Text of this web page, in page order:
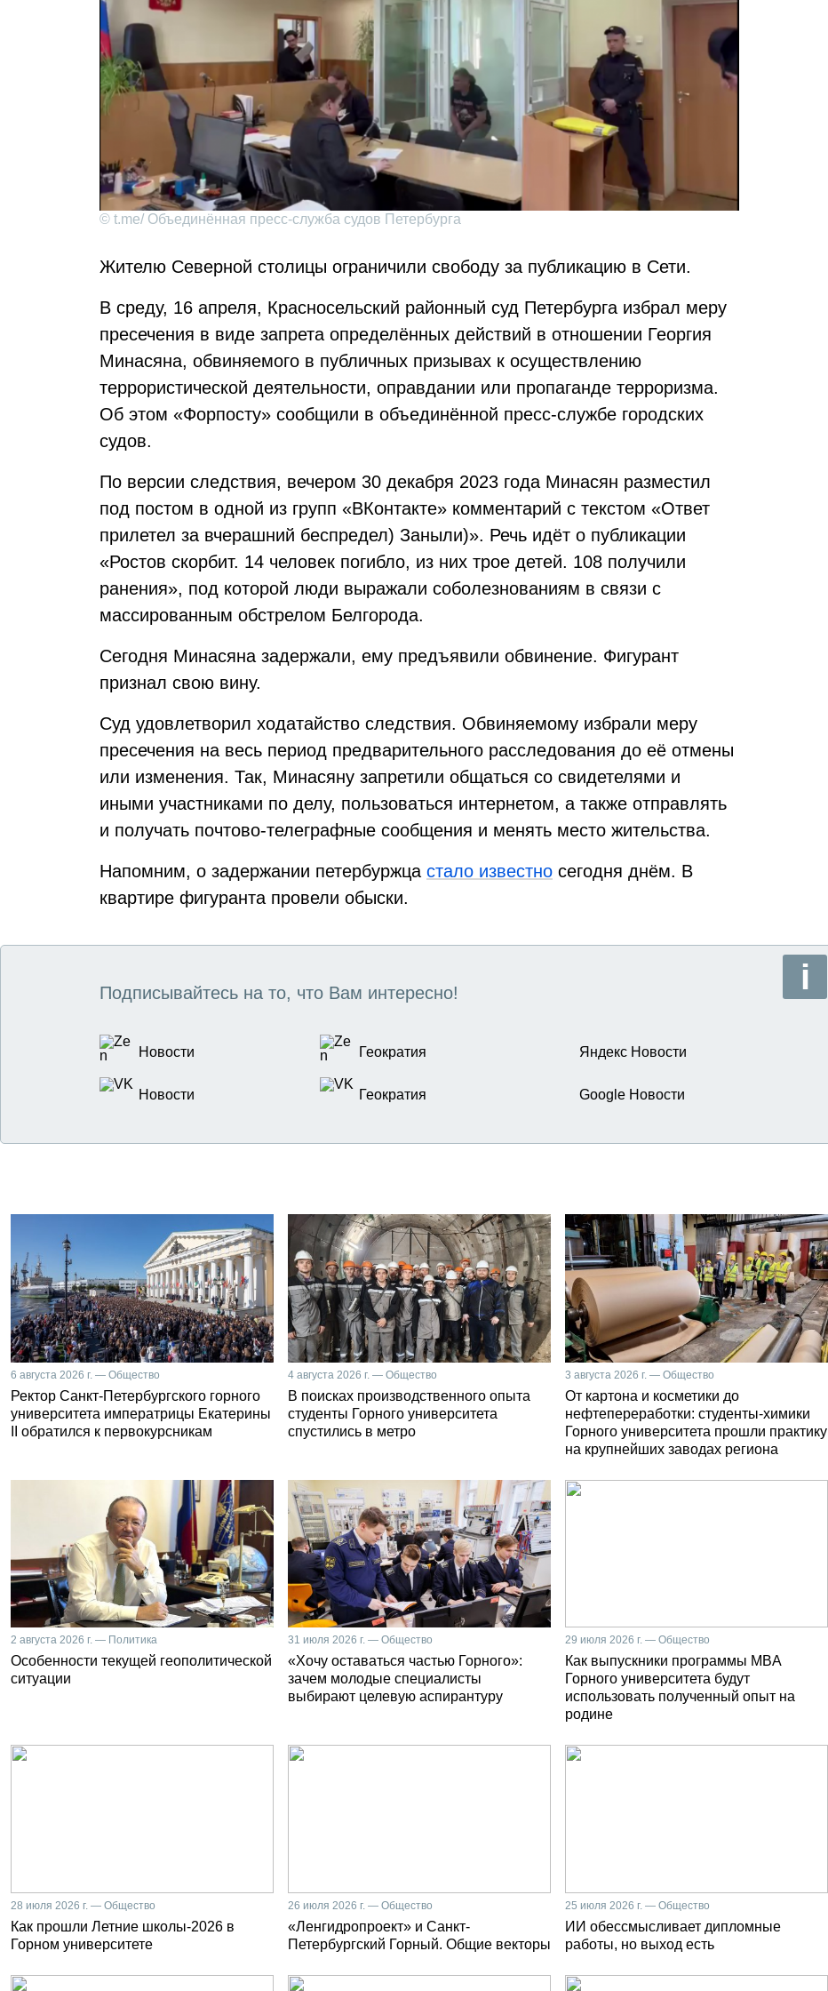
© t.me/ Объединённая пресс-служба судов Петербурга
Жителю Северной столицы ограничили свободу за публикацию в Сети.
В среду, 16 апреля, Красносельский районный суд Петербурга избрал меру
пресечения в виде запрета определённых действий в отношении Георгия
Минасяна, обвиняемого в публичных призывах к осуществлению
террористической деятельности, оправдании или пропаганде терроризма.
Об этом «Форпосту» сообщили в объединённой пресс-службе городских
судов.
По версии следствия, вечером 30 декабря 2023 года Минасян разместил
под постом в одной из групп «ВКонтакте» комментарий с текстом «Ответ
прилетел за вчерашний беспредел) Заныли)». Речь идёт о публикации
«Ростов скорбит. 14 человек погибло, из них трое детей. 108 получили
ранения», под которой люди выражали соболезнованиям в связи с
массированным обстрелом Белгорода.
Сегодня Минасяна задержали, ему предъявили обвинение. Фигурант
признал свою вину.
Суд удовлетворил ходатайство следствия. Обвиняемому избрали меру
пресечения на весь период предварительного расследования до её отмены
или изменения. Так, Минасяну запретили общаться со свидетелями и
иными участниками по делу, пользоваться интернетом, а также отправлять
и получать почтово-телеграфные сообщения и менять место жительства.
Напомним, о задержании петербуржца стало известно сегодня днём. В
квартире фигуранта провели обыски.
Подписывайтесь на то, что Вам интересно!
Новости Геократия Яндекс Новости
Новости Геократия Google Новости
6 августа 2026 г. — Общество
Ректор Санкт-Петербургского горного
университета императрицы Екатерины
II обратился к первокурсникам
4 августа 2026 г. — Общество
В поисках производственного опыта
студенты Горного университета
спустились в метро
3 августа 2026 г. — Общество
От картона и косметики до
нефтепереработки: студенты-химики
Горного университета прошли практику
на крупнейших заводах региона
2 августа 2026 г. — Политика
Особенности текущей геополитической
ситуации
31 июля 2026 г. — Общество
«Хочу оставаться частью Горного»:
зачем молодые специалисты
выбирают целевую аспирантуру
29 июля 2026 г. — Общество
Как выпускники программы MBA
Горного университета будут
использовать полученный опыт на
родине
28 июля 2026 г. — Общество
Как прошли Летние школы-2026 в
Горном университете
26 июля 2026 г. — Общество
«Ленгидропроект» и Санкт-
Петербургский Горный. Общие векторы
25 июля 2026 г. — Общество
ИИ обессмысливает дипломные
работы, но выход есть